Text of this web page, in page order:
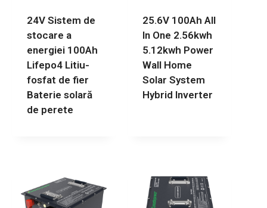
24V Sistem de
stocare a
energiei 100Ah
Lifepo4 Litiu-
fosfat de fier
Baterie solară
de perete
25.6V 100Ah All
In One 2.56kwh
5.12kwh Power
Wall Home
Solar System
Hybrid Inverter